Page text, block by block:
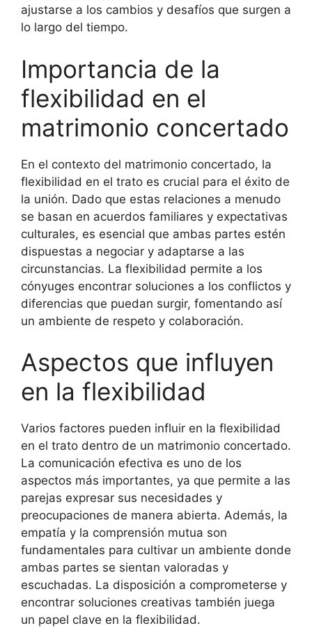
ajustarse a los cambios y desafíos que surgen a
lo largo del tiempo.
Importancia de la
flexibilidad en el
matrimonio concertado
En el contexto del matrimonio concertado, la
flexibilidad en el trato es crucial para el éxito de
la unión. Dado que estas relaciones a menudo
se basan en acuerdos familiares y expectativas
culturales, es esencial que ambas partes estén
dispuestas a negociar y adaptarse a las
circunstancias. La flexibilidad permite a los
cónyuges encontrar soluciones a los conflictos y
diferencias que puedan surgir, fomentando así
un ambiente de respeto y colaboración.
Aspectos que influyen
en la flexibilidad
Varios factores pueden influir en la flexibilidad
en el trato dentro de un matrimonio concertado.
La comunicación efectiva es uno de los
aspectos más importantes, ya que permite a las
parejas expresar sus necesidades y
preocupaciones de manera abierta. Además, la
empatía y la comprensión mutua son
fundamentales para cultivar un ambiente donde
ambas partes se sientan valoradas y
escuchadas. La disposición a comprometerse y
encontrar soluciones creativas también juega
un papel clave en la flexibilidad.